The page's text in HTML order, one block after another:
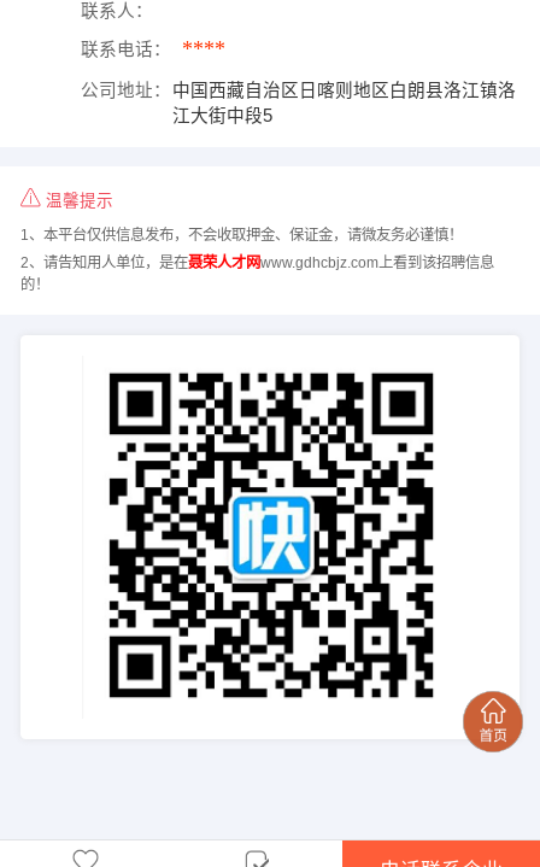
联系人：
联系电话： ****
公司地址：
中国西藏自治区日喀则地区白朗县洛江镇洛
江大街中段5
温馨提示
1、本平台仅供信息发布，不会收取押金、保证金，请微友务必谨慎！
2、请告知用人单位，是在聂荣人才网www.gdhcbjz.com上看到该招聘信息
的！